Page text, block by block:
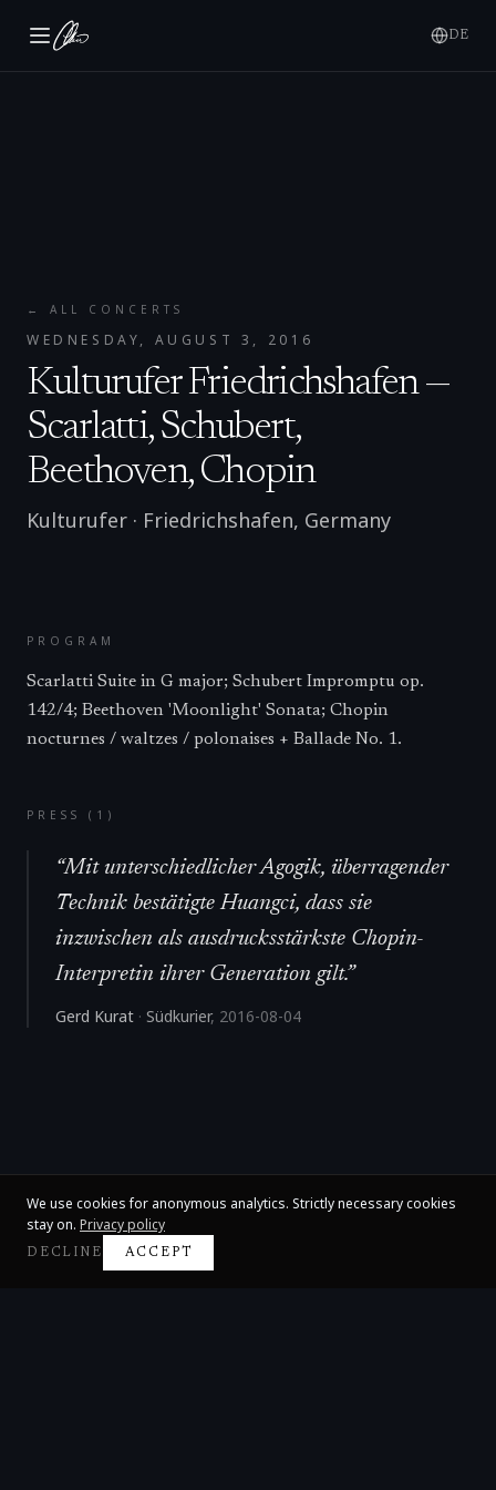
DE
← ALL CONCERTS
WEDNESDAY, AUGUST 3, 2016
Kulturufer Friedrichshafen —
Scarlatti, Schubert,
Beethoven, Chopin
Kulturufer · Friedrichshafen, Germany
PROGRAM
Scarlatti Suite in G major; Schubert Impromptu op.
142/4; Beethoven 'Moonlight' Sonata; Chopin
nocturnes / waltzes / polonaises + Ballade No. 1.
PRESS ( 1 )
“Mit unterschiedlicher Agogik, überragender
Technik bestätigte Huangci, dass sie
inzwischen als ausdrucksstärkste Chopin-
Interpretin ihrer Generation gilt.”
Gerd Kurat · Südkurier, 2016-08-04
We use cookies for anonymous analytics. Strictly necessary cookies
stay on. Privacy policy
DECLINE ACCEPT